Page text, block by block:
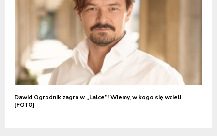
Dawid Ogrodnik zagra w „Lalce”! Wiemy, w kogo się wcieli
[FOTO]